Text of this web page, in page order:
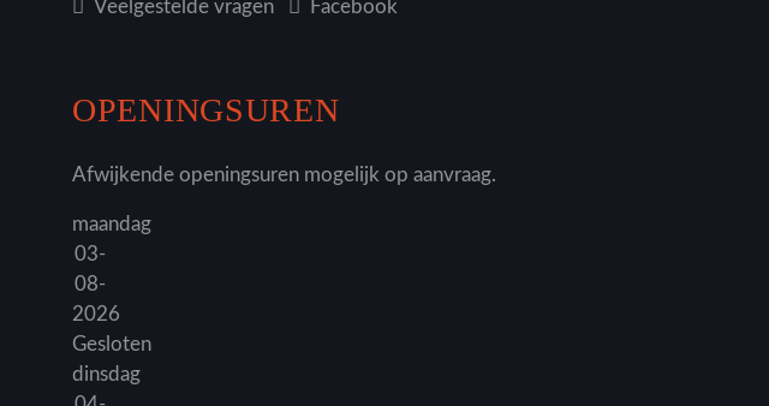
Veelgestelde vragen Facebook
OPENINGSUREN
Afwijkende openingsuren mogelijk op aanvraag.
maandag
03-
08-
2026
Gesloten
dinsdag